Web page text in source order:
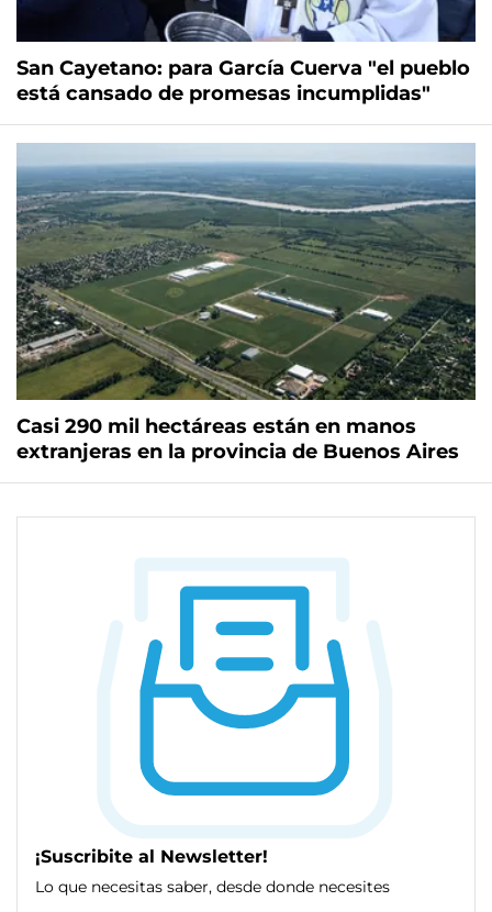
San Cayetano: para García Cuerva "el pueblo
está cansado de promesas incumplidas"
Casi 290 mil hectáreas están en manos
extranjeras en la provincia de Buenos Aires
¡Suscribite al Newsletter!
Lo que necesitas saber, desde donde necesites